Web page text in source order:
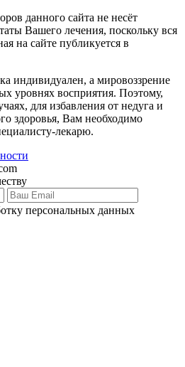
данного сайта не несёт
Вашего лечения, поскольку вся
на сайте публикуется в
индивидуален, а мировоззрение
уровнях восприятия. Поэтому,
для избавления от недуга и
здоровья, Вам необходимо
лекарю.
персональных данных